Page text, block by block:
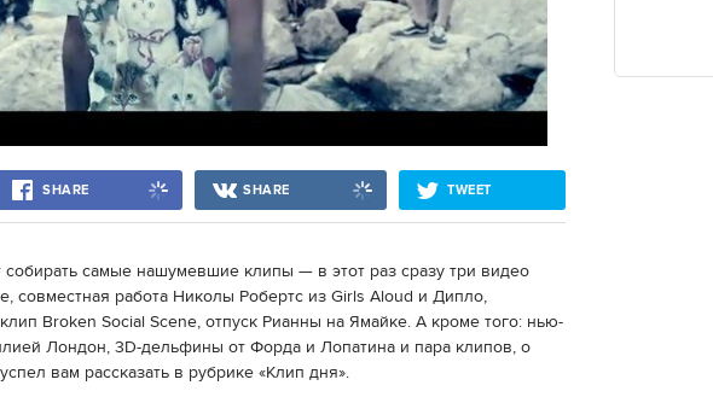
SHARE SHARE TWEET
собирать самые нашумевшие клипы — в этот раз сразу три видео
совместная работа Николы Робертс из Girls Aloud и Дипло,
Broken Social Scene, отпуск Рианны на Ямайке. А кроме того: нью-
Лондон, 3D-дельфины от Форда и Лопатина и пара клипов, о
вам рассказать в рубрике «Клип дня».